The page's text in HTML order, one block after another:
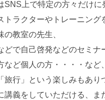
SNS上で特定の方々だけに
トラクターやトレーニング
の教室の先生、
どで自己啓発などのセミナ
など個人の方・・・・など、
旅行」という楽しみもあり
講義をしていただける、ま